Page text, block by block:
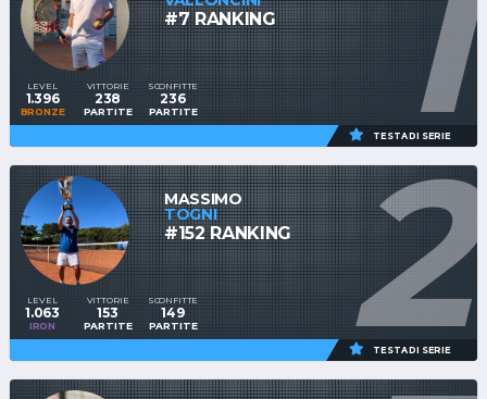
#7 RANKING
LEVEL
1.396
BRONZE
VITTORIE
238
PARTITE
SCONFITTE
236
PARTITE
TESTA DI SERIE
2
MASSIMO
TOGNI
#152 RANKING
LEVEL
1.063
IRON
VITTORIE
153
PARTITE
SCONFITTE
149
PARTITE
TESTA DI SERIE